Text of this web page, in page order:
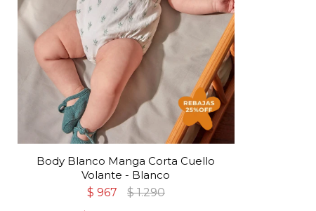
Body Blanco Manga Corta Cuello
Volante - Blanco
$ 967 $ 1.290